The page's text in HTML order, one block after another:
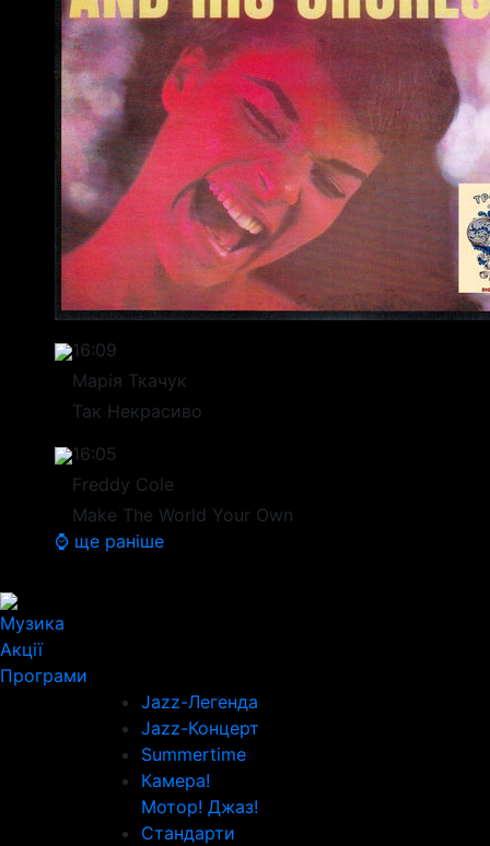
16:09
Марія Ткачук
Так Некрасиво
16:05
Freddy Cole
Make The World Your Own
⌚ ще раніше
Музика
Акції
Програми
Jazz-Легенда
Jazz-Концерт
Summertime
Камера!
Мотор! Джаз!
Стандарти